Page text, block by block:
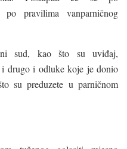
po pravilima vanparničnog
sud, kao što su uviđaj,
i drugo i odluke koje je donio
su preduzete u parničnom